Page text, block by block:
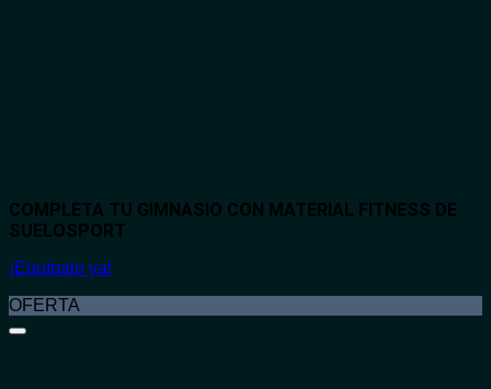
COMPLETA TU GIMNASIO CON MATERIAL FITNESS DE
SUELOSPORT
¡Equípalo ya!
OFERTA